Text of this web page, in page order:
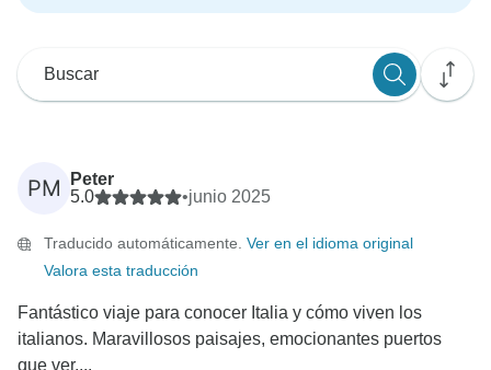
PM
Peter
5.0
•junio 2025
Traducido automáticamente. Ver en el idioma original
Valora esta traducción
Fantástico viaje para conocer Italia y cómo viven los
italianos. Maravillosos paisajes, emocionantes puertos
que ver....